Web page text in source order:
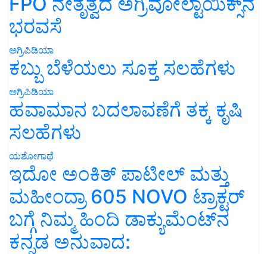
ಭರವಸೆ
ಅಗ್ರಿಪಿಡಿಯಾ
ಕಬ್ಬು ಬೆಳೆಯಲು ಸೂಕ್ತ ಸಲಹೆಗಳು
ಅಗ್ರಿಪಿಡಿಯಾ
ಹವಾಮಾನ ಬದಲಾವಣೆಗೆ ತಕ್ಕ ಕೃಷಿ
ಸಲಹೆಗಳು
ಯಶೋಗಾಥೆ
ಇದೋ ಅಂಕಿತ್ ಪಾಟೀಲ್ ಮತ್ತು
ಮಹೀಂದ್ರಾ 605 NOVO ಟ್ರಾಕ್ಟರ್
ಬಗ್ಗೆ ನಿಮ್ಮ ಹಿಂದಿ ಡಾಕ್ಯುಮೆಂಟ್‌ನ
ಕನ್ನಡ ಅನುವಾದ: